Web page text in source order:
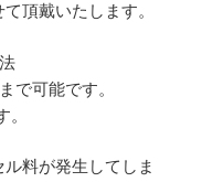
頂戴いたします。
で可能です。
料が発生してしま